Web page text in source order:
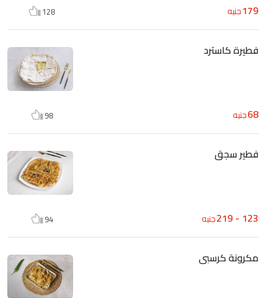
179جنيه 128
فطيرة كاسترد
68جنيه 98
فطير سجق
123 - 219 جنيه 94
مكرونة كرسبى